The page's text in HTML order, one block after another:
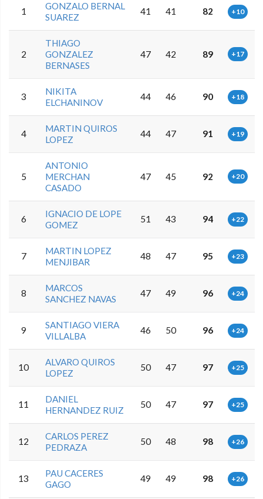
1
GONZALO BERNAL
SUAREZ
41 41 82 +10
2
THIAGO
GONZALEZ
BERNASES
47 42 89 +17
3
NIKITA
ELCHANINOV
44 46 90 +18
4
MARTIN QUIROS
LOPEZ
44 47 91 +19
5
ANTONIO
MERCHAN
CASADO
47 45 92 +20
6
IGNACIO DE LOPE
GOMEZ
51 43 94 +22
7
MARTIN LOPEZ
MENJIBAR
48 47 95 +23
8
MARCOS
SANCHEZ NAVAS
47 49 96 +24
9
SANTIAGO VIERA
VILLALBA
46 50 96 +24
10
ALVARO QUIROS
LOPEZ
50 47 97 +25
11
DANIEL
HERNANDEZ RUIZ
50 47 97 +25
12
CARLOS PEREZ
PEDRAZA
50 48 98 +26
13
PAU CACERES
GAGO
49 49 98 +26